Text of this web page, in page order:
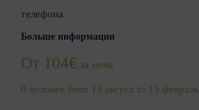
телефона
Больше информации
От 104€ за ночь
0 человек from 13 август to 13 февраль